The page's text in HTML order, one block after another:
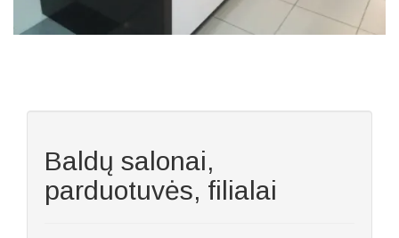
Baldų salonai,
parduotuvės, filialai